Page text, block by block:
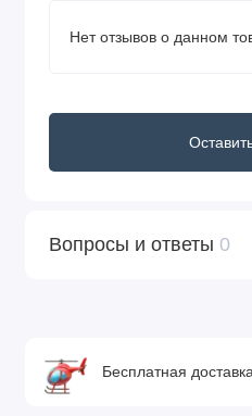
Нет отзывов о данном
Вопросы и ответы 0
Бесплатная